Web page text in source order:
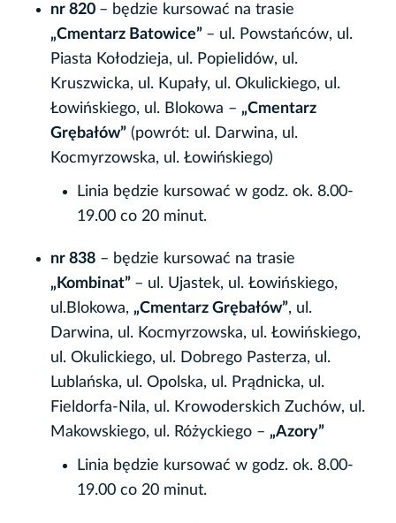
nr 820 – będzie kursować na trasie
„Cmentarz Batowice” – ul. Powstańców, ul.
Piasta Kołodzieja, ul. Popielidów, ul.
Kruszwicka, ul. Kupały, ul. Okulickiego, ul.
Łowińskiego, ul. Blokowa – „Cmentarz
Grębałów” (powrót: ul. Darwina, ul.
Kocmyrzowska, ul. Łowińskiego)
Linia będzie kursować w godz. ok. 8.00-
19.00 co 20 minut.
nr 838 – będzie kursować na trasie
„Kombinat” – ul. Ujastek, ul. Łowińskiego,
ul.Blokowa, „Cmentarz Grębałów”, ul.
Darwina, ul. Kocmyrzowska, ul. Łowińskiego,
ul. Okulickiego, ul. Dobrego Pasterza, ul.
Lublańska, ul. Opolska, ul. Prądnicka, ul.
Fieldorfa-Nila, ul. Krowoderskich Zuchów, ul.
Makowskiego, ul. Różyckiego – „Azory”
Linia będzie kursować w godz. ok. 8.00-
19.00 co 20 minut.